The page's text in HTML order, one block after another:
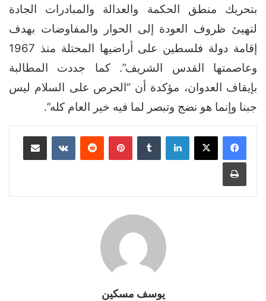
بتحريك منطق الحكمة والعدالة والمبادرات الجادة
لتهيئ ظروف العودة إلى الحوار والمفاوضات بهدف
إقامة دولة فلسطين على أراضيها المحتلة منذ 1967
وعاصمتها القدس الشريف”.كما جددت المطالبة
بإيقاف العدوان، مؤكدة أن “الحرص على السلام ليس
جبنا وإنما هو نضج وتبصر لما فيه خير العام كله”.
لينكدإن بينتيريست مشاركة عبر البريد
طباعة
يوسف مسكين